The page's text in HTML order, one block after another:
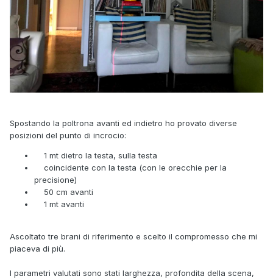
Spostando la poltrona avanti ed indietro ho provato diverse
posizioni del punto di incrocio:
1 mt dietro la testa, sulla testa
coincidente con la testa (con le orecchie per la
precisione)
50 cm avanti
1 mt avanti
Ascoltato tre brani di riferimento e scelto il compromesso che mi
piaceva di più.
I parametri valutati sono stati larghezza, profondita della scena,